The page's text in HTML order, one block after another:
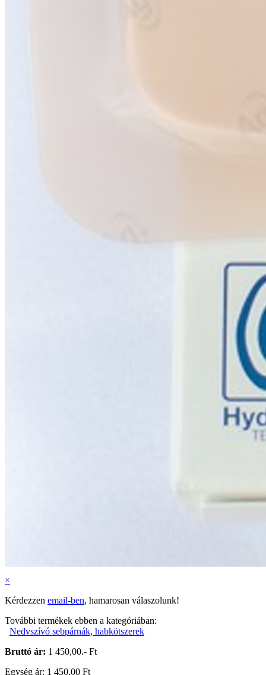
×
Kérdezzen email-ben, hamarosan válaszolunk!
További termékek ebben a kategóriában:
Nedvszívó sebpárnák, habkötszerek
Bruttó ár: 1 450,00.- Ft
Egység ár: 1 450,00 Ft